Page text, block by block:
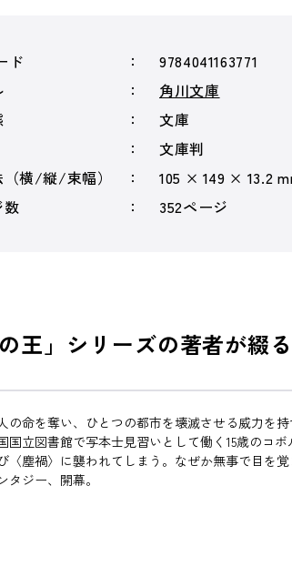
ド
9784041163771
角川文庫
文庫
文庫判
横/縦/束幅）
105 × 149 × 13.2
数
352ページ
の王」シリーズの著者が綴
の命を奪い、ひとつの都市を壊滅させる威力を
国立図書館で写本士見習いとして働く15歳のコ
〈塵禍〉に襲われてしまう。なぜか無事で目を
タジー、開幕。